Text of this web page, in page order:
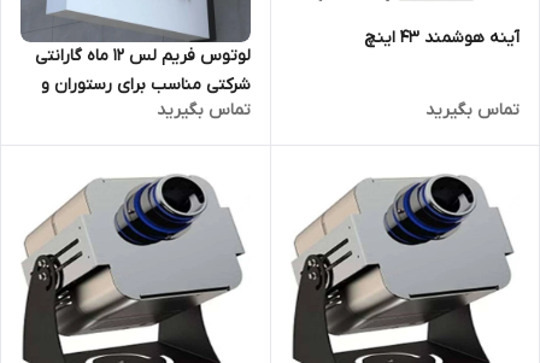
آینه هوشمند 43 اینچ
تماس بگیرید
لوتوس فریم لس 12 ماه گارانتی
شرکتی مناسب برای رستوران و
کافی شاپ و مراکز خرید
تماس بگیرید